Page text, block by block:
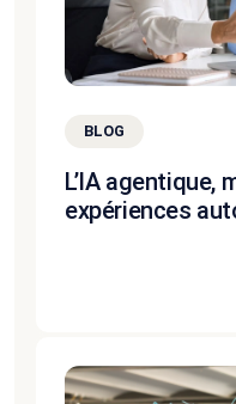
BLOG
L’IA agentique,
expériences